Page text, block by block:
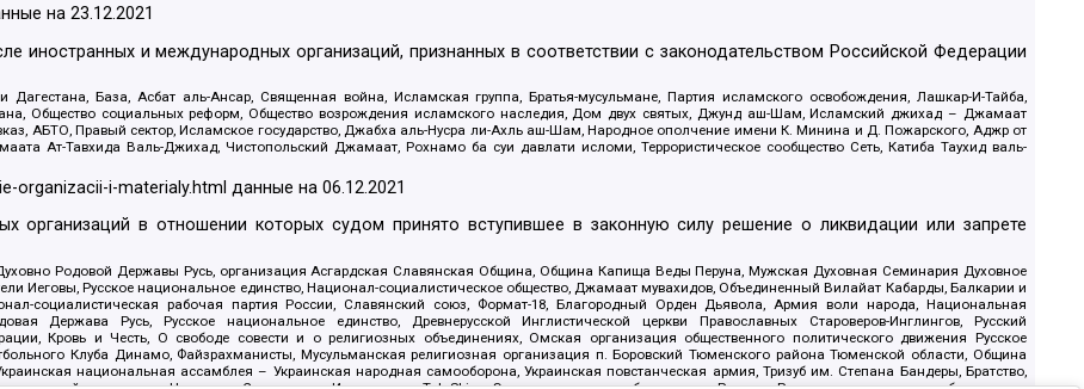
на23.12.2021
иностранных и международных организаций, признанных в соответствии с законодательством Российской Федерации
База, Асбат аль-Ансар, Священная война, Исламская группа, Братья-мусульмане, Партия исламского освобождения, Лашкар-И-Тайба,
Общество социальных реформ, Общество возрождения исламского наследия, Дом двух святых, Джунд аш-Шам, Исламский джихад – Джамаат
АБТО, Правый сектор, Исламское государство, Джабха аль-Нусра ли-Ахль аш-Шам, Народное ополчение имени К. Минина и Д. Пожарского, Аджр от
Ат-Тавхида Валь-Джихад, Чистопольский Джамаат, Рохнамо ба суи давлати исломи, Террористическое сообщество Сеть, Катиба Таухид валь-
organizacii-i-materialy.html данные на06.12.2021
организаций в отношении которых судом принято вступившее в законную силу решение о ликвидации или запрете
Родовой Державы Русь, организация Асгардская Славянская Община, Община Капища Веды Перуна, Мужская Духовная Семинария Духовное
Иеговы, Русское национальное единство, Национал-социалистическое общество, Джамаат мувахидов, Объединенный Вилайат Кабарды, Балкарии и
социалистическая рабочая партия России, Славянский союз, Формат-18, Благородный Орден Дьявола, Армия воли народа, Национальная
Держава Русь, Русское национальное единство, Древнерусской Инглистической церкви Православных Староверов-Инглингов, Русский
Кровь и Честь, О свободе совести и о религиозных объединениях, Омская организация общественного политического движения Русское
Клуба Динамо, Файзрахманисты, Мусульманская религиозная организация п. Боровский Тюменского района Тюменской области, Община
национальная ассамблея – Украинская народная самооборона, Украинская повстанческая армия, Тризуб им. Степана Бандеры, Братство,